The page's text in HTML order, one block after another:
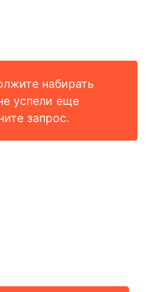
набирать
успели еще
запрос.